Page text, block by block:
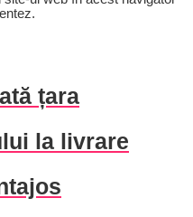
țara
la livrare